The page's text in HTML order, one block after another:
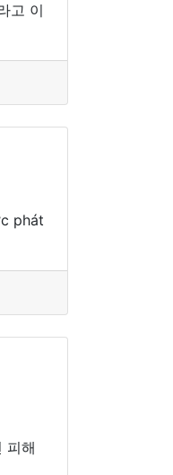
고 이
phát
피해